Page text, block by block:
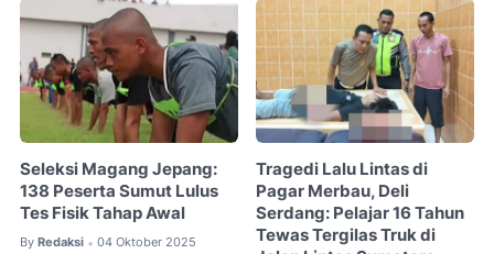
Seleksi Magang Jepang:
138 Peserta Sumut Lulus
Tes Fisik Tahap Awal
By Redaksi • 04 Oktober 2025
Tragedi Lalu Lintas di
Pagar Merbau, Deli
Serdang: Pelajar 16 Tahun
Tewas Tergilas Truk di